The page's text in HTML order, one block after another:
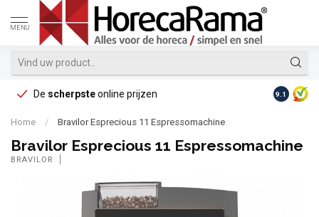
MENU
De scherpsteonline prijzen Op
9.1
Home / Bravilor Esprecious 11 Espressomachine
Bravilor Esprecious 11 Espressomachine
BRAVILOR